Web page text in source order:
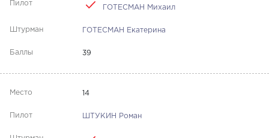
ГОТЕСМАН Михаил
ГОТЕСМАН Екатерина
39
14
ШТУКИН Роман